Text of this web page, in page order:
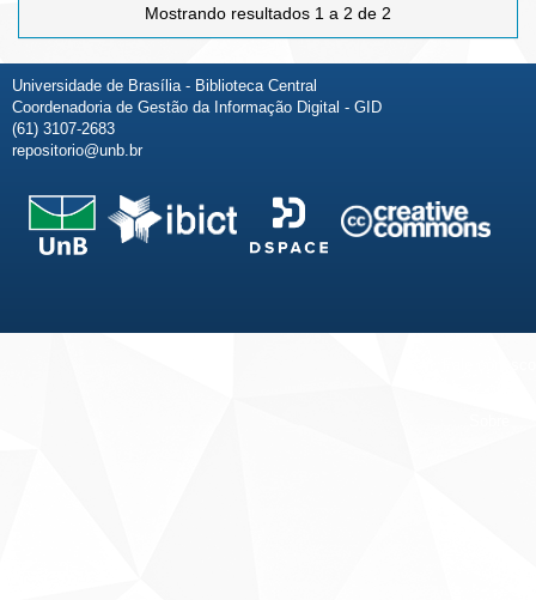
Mostrando resultados 1 a 2 de 2
Universidade de Brasília - Biblioteca Central
Coordenadoria de Gestão da Informação Digital - GID
(61) 3107-2683
repositorio@unb.br